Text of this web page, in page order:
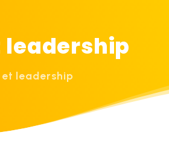
leadership
leadership